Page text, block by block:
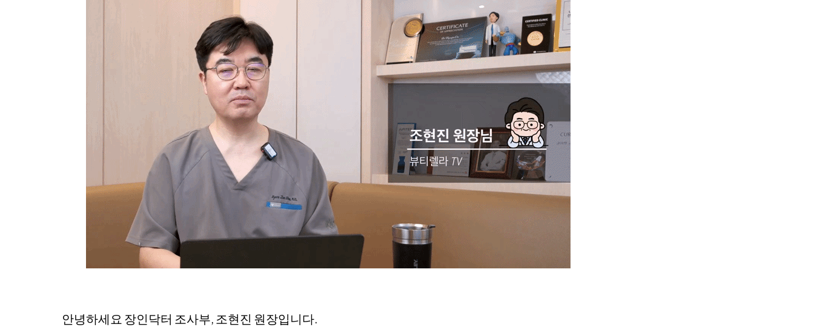
안녕하세요 장인닥터 조사부, 조현진 원장입니다.